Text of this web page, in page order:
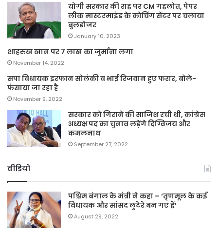
योगी सरकार की राह पर CM गहलोत, पेपर
लीक मास्टरमाइंड के कोचिंग सेंटर पर चलाया
बुलडोजर
January 10, 2023
शाहरुख खान पर 7 लाख का जुर्माना लगा
November 14, 2022
सपा विधायक इरफान सोलंकी व भाई रिजवान हुए फरार, बोले-
फंसाया जा रहा है
November 9, 2022
सरकार को गिराने की साजिश रची थी, कांग्रेस
अध्यक्ष पद का चुनाव लड़ेंगे दिग्विजय और
कमलनाथ
September 27, 2022
वीडियो
पश्चिम बंगाल के मंत्री ने कहा – ‘तृणमूल के कई
विधायक और सांसद लुटेरे बन गए हैं’
August 29, 2022